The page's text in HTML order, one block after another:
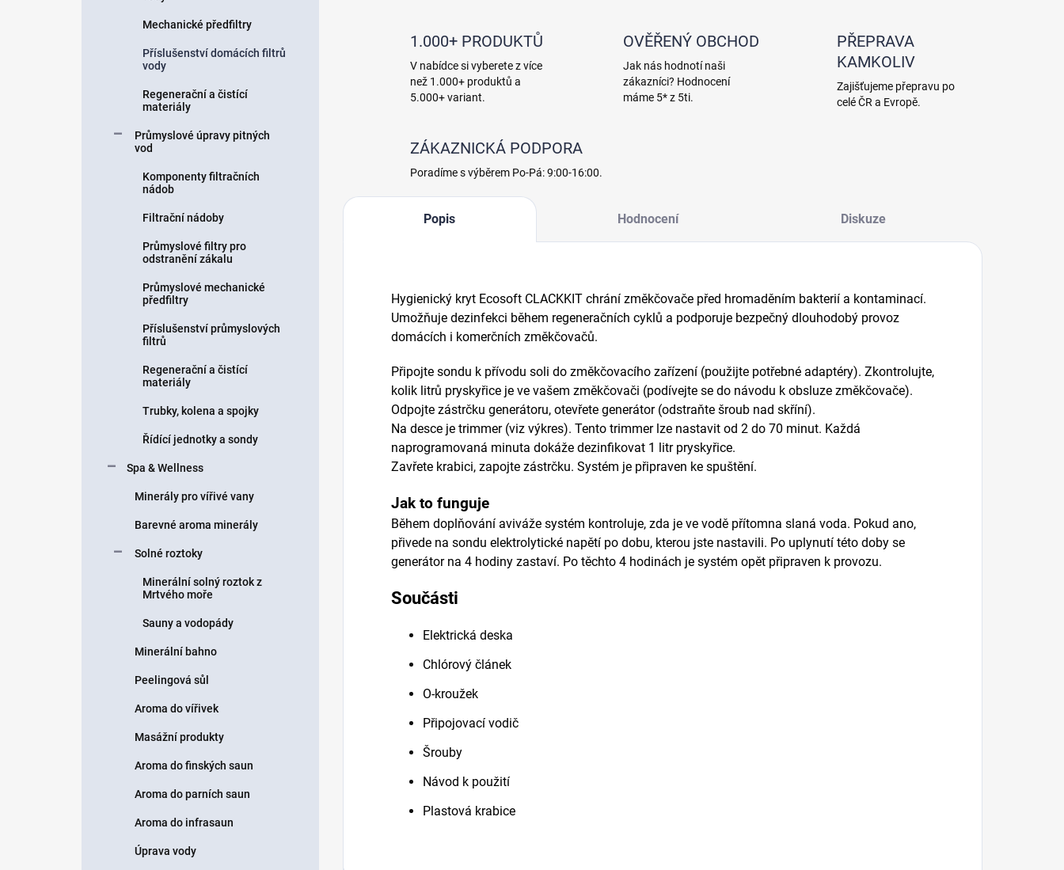
Mechanické předfiltry
Příslušenství domácích filtrů
vody
Regenerační a čistící
materiály
Průmyslové úpravy pitných
vod
Komponenty filtračních
nádob
Filtrační nádoby
Průmyslové filtry pro
odstranění zákalu
Průmyslové mechanické
předfiltry
Příslušenství průmyslových
filtrů
Regenerační a čistící
materiály
Trubky, kolena a spojky
Řídící jednotky a sondy
Spa & Wellness
Minerály pro vířivé vany
Barevné aroma minerály
Solné roztoky
Minerální solný roztok z
Mrtvého moře
Sauny a vodopády
Minerální bahno
Peelingová sůl
Aroma do vířivek
Masážní produkty
Aroma do finských saun
Aroma do parních saun
Aroma do infrasaun
Úprava vody
1.000+ PRODUKTŮ
V nabídce si vyberete z více
než 1.000+ produktů a
5.000+ variant.
OVĚŘENÝ OBCHOD
Jak nás hodnotí naši
zákazníci? Hodnocení
máme 5* z 5ti.
PŘEPRAVA
KAMKOLIV
Zajišťujeme přepravu po
celé ČR a Evropě.
ZÁKAZNICKÁ PODPORA
Poradíme s výběrem Po-Pá: 9:00-16:00.
Popis Hodnocení Diskuze
Hygienický kryt Ecosoft CLACKKIT chrání změkčovače před hromaděním bakterií a kontaminací.
Umožňuje dezinfekci během regeneračních cyklů a podporuje bezpečný dlouhodobý provoz
domácích i komerčních změkčovačů.
Připojte sondu k přívodu soli do změkčovacího zařízení (použijte potřebné adaptéry). Zkontrolujte,
kolik litrů pryskyřice je ve vašem změkčovači (podívejte se do návodu k obsluze změkčovače).
Odpojte zástrčku generátoru, otevřete generátor (odstraňte šroub nad skříní).
Na desce je trimmer (viz výkres). Tento trimmer lze nastavit od 2 do 70 minut. Každá
naprogramovaná minuta dokáže dezinfikovat 1 litr pryskyřice.
Zavřete krabici, zapojte zástrčku. Systém je připraven ke spuštění.
Jak to funguje
Během doplňování aviváže systém kontroluje, zda je ve vodě přítomna slaná voda. Pokud ano,
přivede na sondu elektrolytické napětí po dobu, kterou jste nastavili. Po uplynutí této doby se
generátor na 4 hodiny zastaví. Po těchto 4 hodinách je systém opět připraven k provozu.
Součásti
Elektrická deska
Chlórový článek
O-kroužek
Připojovací vodič
Šrouby
Návod k použití
Plastová krabice